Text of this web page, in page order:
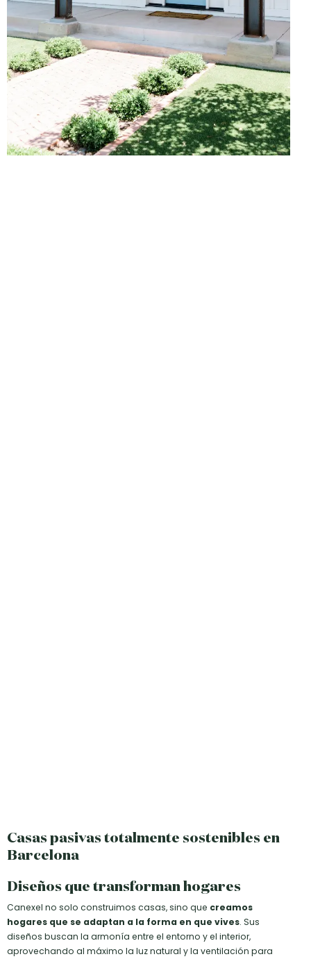
Casas pasivas totalmente sostenibles en
Barcelona
Diseños que transforman hogares
Canexel no solo construimos casas, sino que creamos
hogares que se adaptan a la forma en que vives. Sus
diseños buscan la armonía entre el entorno y el interior,
aprovechando al máximo la luz natural y la ventilación para